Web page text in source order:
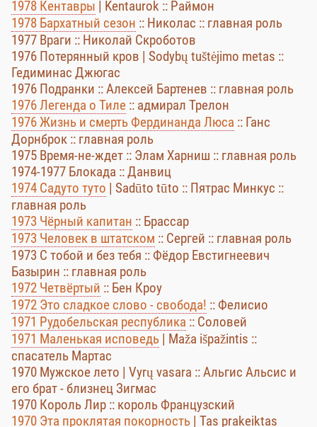
1978 Кентавры | Kentaurok :: Раймон
1978 Бархатный сезон :: Николаc :: главная роль
1977 Враги :: Николай Скроботов
1976 Потерянный кров | Sodybų tuštėjimo metas ::
Гедиминас Джюгас
1976 Подранки :: Алексей Бартенев :: главная роль
1976 Легенда о Тиле :: адмирал Трелон
1976 Жизнь и смерть Фердинанда Люса :: Ганс
Дорнброк :: главная роль
1975 Время-не-ждет :: Элам Харниш :: главная роль
1974-1977 Блокада :: Данвиц
1974 Садуто туто | Sadūto tūto :: Пятрас Минкус ::
главная роль
1973 Чёрный капитан :: Брассар
1973 Человек в штатском :: Сергей :: главная роль
1973 С тобой и без тебя :: Фёдор Евстигнеевич
Базырин :: главная роль
1972 Четвёртый :: Бен Кроу
1972 Это сладкое слово - свобода! :: Фелисио
1971 Рудобельская республика :: Соловей
1971 Маленькая исповедь | Maža išpažintis ::
спасатель Мартас
1970 Мужское лето | Vyrų vasara :: Альгис Альсис и
его брат - близнец Зигмас
1970 Король Лир :: король Французский
1970 Эта проклятая покорность | Tas prakeiktas